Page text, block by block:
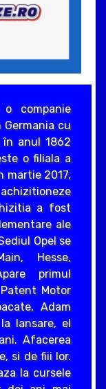
companie
cu
în anul 1862
o filiala a
martie 2017,
a fost
ale
Opel se
Hesse,
primul
Motor
Adam
lansare, el
Afacerea
si de fiii lor.
la cursele